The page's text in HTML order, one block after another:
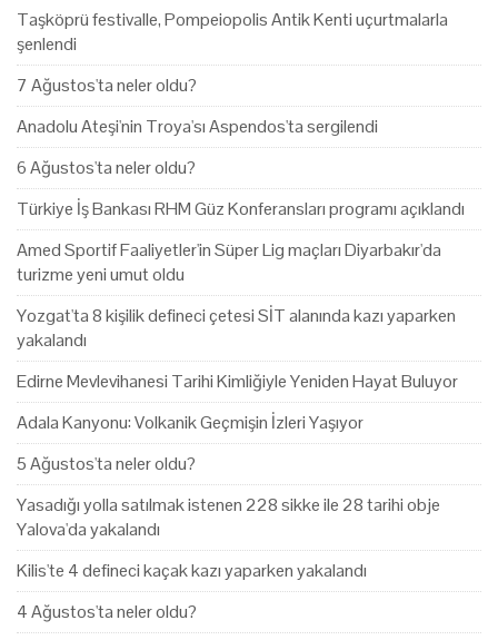
Taşköprü festivalle, Pompeiopolis Antik Kenti uçurtmalarla
şenlendi
7 Ağustos'ta neler oldu?
Anadolu Ateşi'nin Troya'sı Aspendos'ta sergilendi
6 Ağustos'ta neler oldu?
Türkiye İş Bankası RHM Güz Konferansları programı açıklandı
Amed Sportif Faaliyetler'in Süper Lig maçları Diyarbakır'da
turizme yeni umut oldu
Yozgat'ta 8 kişilik defineci çetesi SİT alanında kazı yaparken
yakalandı
Edirne Mevlevihanesi Tarihi Kimliğiyle Yeniden Hayat Buluyor
Adala Kanyonu: Volkanik Geçmişin İzleri Yaşıyor
5 Ağustos'ta neler oldu?
Yasadığı yolla satılmak istenen 228 sikke ile 28 tarihi obje
Yalova'da yakalandı
Kilis'te 4 defineci kaçak kazı yaparken yakalandı
4 Ağustos'ta neler oldu?